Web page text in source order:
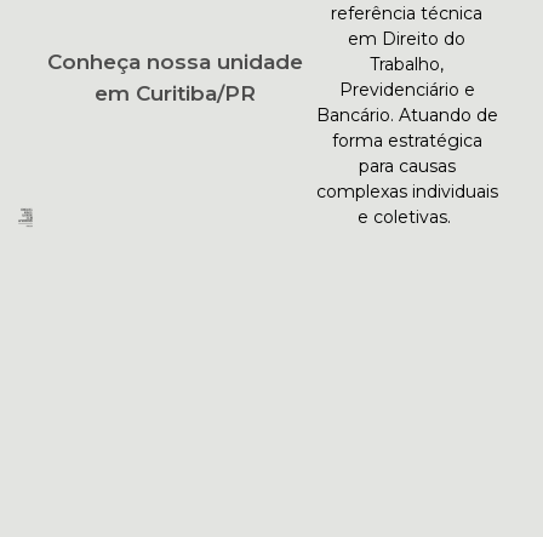
Conheça nossa unidade
em Curitiba/PR
referência técnica
em Direito do
Trabalho,
Previdenciário e
Bancário. Atuando de
forma estratégica
para causas
complexas individuais
e coletivas.